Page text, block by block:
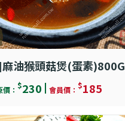
油猴頭菇煲(蛋素)800G
價： $230 會員價： $185